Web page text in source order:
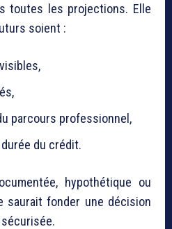
toutes les projections. Elle
soient :
parcours professionnel,
du crédit.
hypothétique ou
saurait fonder une décision